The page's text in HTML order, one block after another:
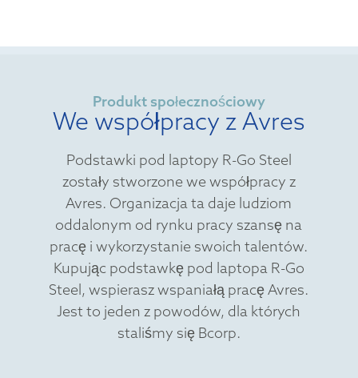
Produkt społecznościowy
We współpracy z Avres
Podstawki pod laptopy R-Go Steel
zostały stworzone we współpracy z
Avres. Organizacja ta daje ludziom
oddalonym od rynku pracy szansę na
pracę i wykorzystanie swoich talentów.
Kupując podstawkę pod laptopa R-Go
Steel, wspierasz wspaniałą pracę Avres.
Jest to jeden z powodów, dla których
staliśmy się Bcorp.